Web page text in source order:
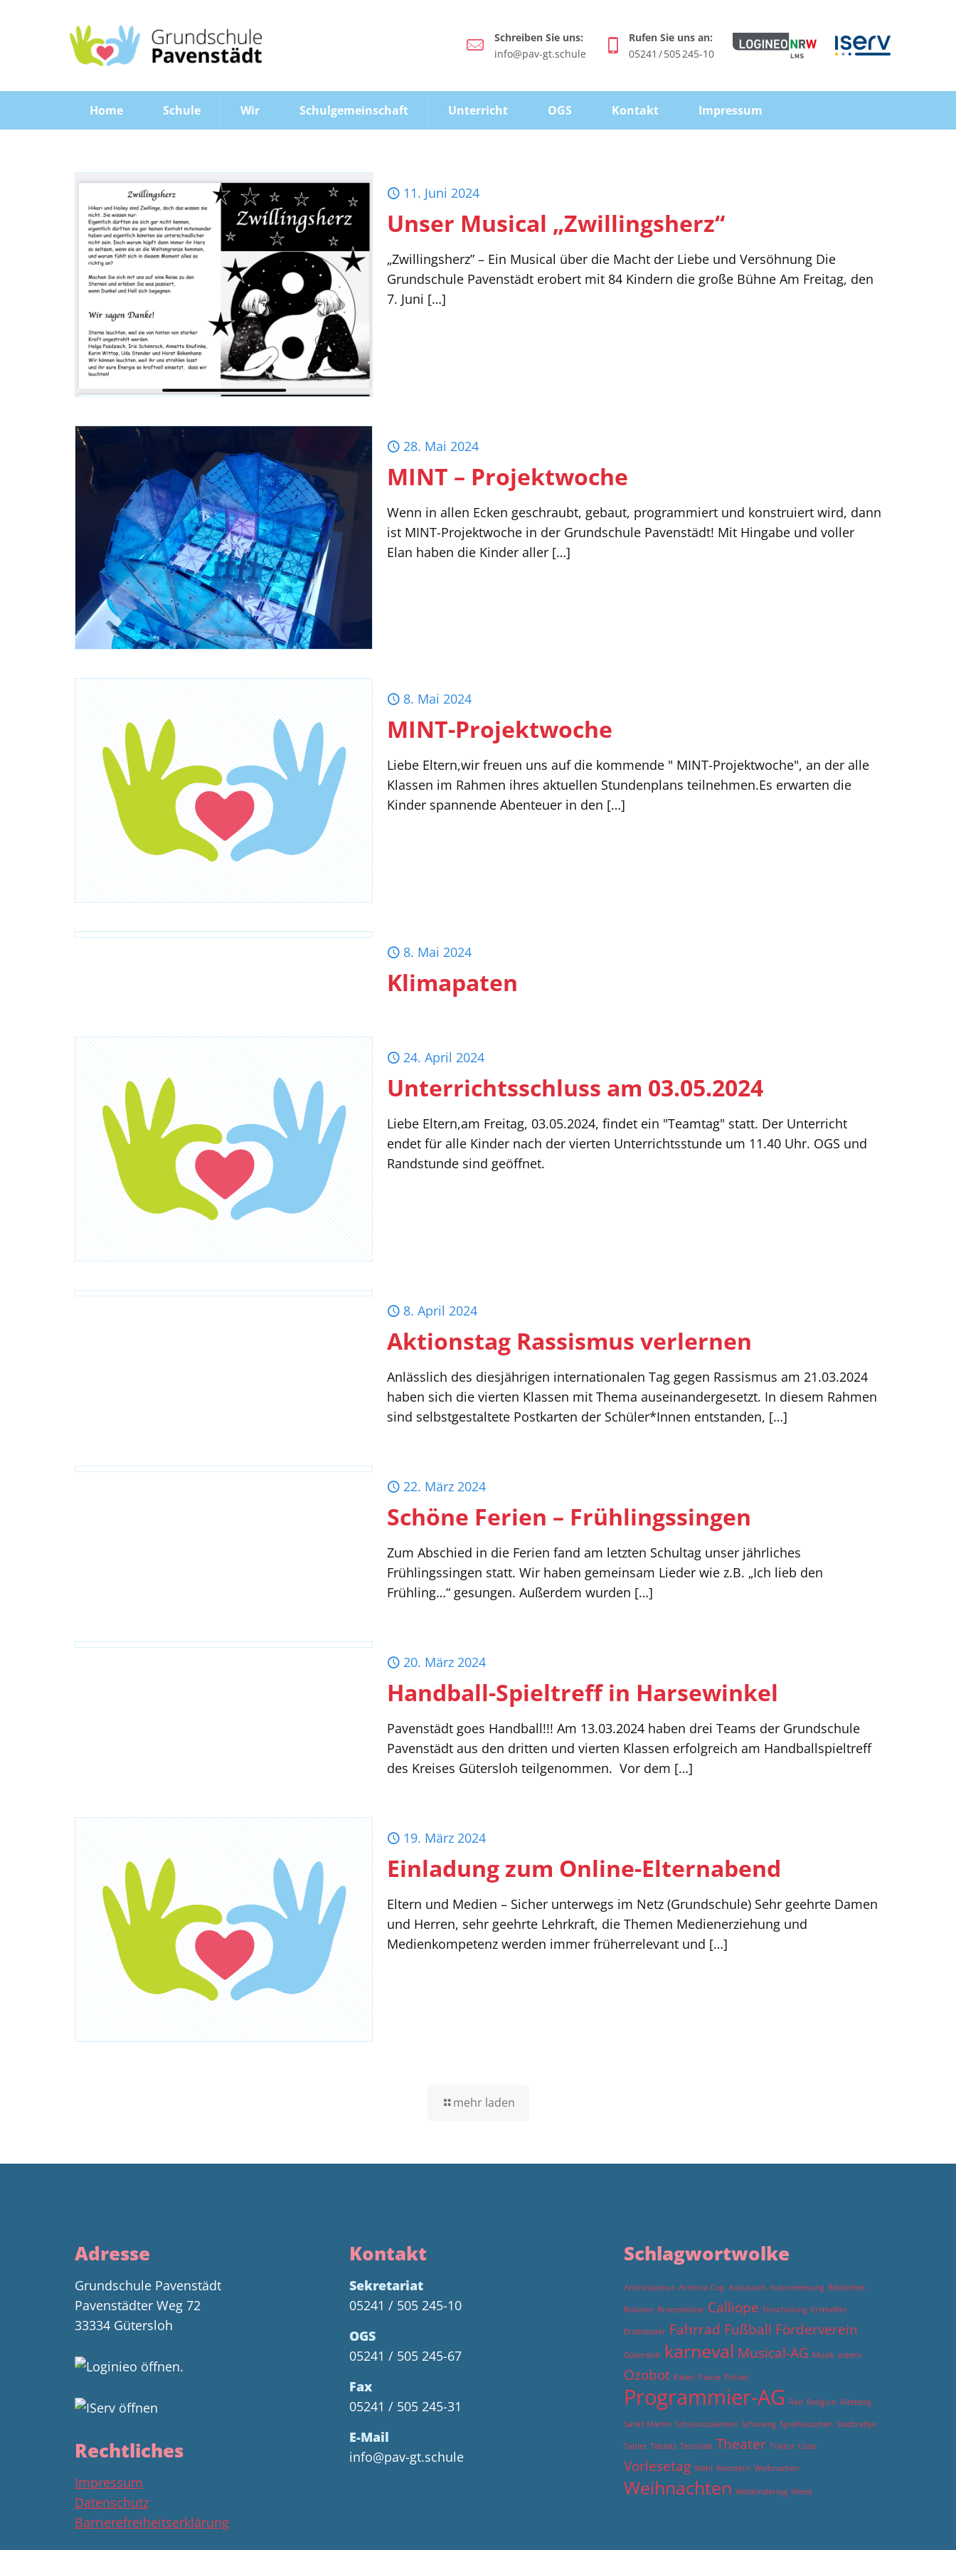
Schreiben Sie uns:
info@pav-gt.schule
Rufen Sie uns an:
05241 / 505 245-10
Home Schule Wir Schulgemeinschaft Unterricht OGS Kontakt Impressum
11. Juni 2024
Unser Musical „Zwillingsherz“
„Zwillingsherz” – Ein Musical über die Macht der Liebe und Versöhnung Die
Grundschule Pavenstädt erobert mit 84 Kindern die große Bühne Am Freitag, den
7. Juni […]
28. Mai 2024
MINT – Projektwoche
Wenn in allen Ecken geschraubt, gebaut, programmiert und konstruiert wird, dann
ist MINT-Projektwoche in der Grundschule Pavenstädt! Mit Hingabe und voller
Elan haben die Kinder aller […]
8. Mai 2024
MINT-Projektwoche
Liebe Eltern,wir freuen uns auf die kommende " MINT-Projektwoche", an der alle
Klassen im Rahmen ihres aktuellen Stundenplans teilnehmen.Es erwarten die
Kinder spannende Abenteuer in den […]
8. Mai 2024
Klimapaten
24. April 2024
Unterrichtsschluss am 03.05.2024
Liebe Eltern,am Freitag, 03.05.2024, findet ein "Teamtag" statt. Der Unterricht
endet für alle Kinder nach der vierten Unterrichtsstunde um 11.40 Uhr. OGS und
Randstunde sind geöffnet.
8. April 2024
Aktionstag Rassismus verlernen
Anlässlich des diesjährigen internationalen Tag gegen Rassismus am 21.03.2024
haben sich die vierten Klassen mit Thema auseinandergesetzt. In diesem Rahmen
sind selbstgestaltete Postkarten der Schüler*Innen entstanden, […]
22. März 2024
Schöne Ferien – Frühlingssingen
Zum Abschied in die Ferien fand am letzten Schultag unser jährliches
Frühlingssingen statt. Wir haben gemeinsam Lieder wie z.B. „Ich lieb den
Frühling…“ gesungen. Außerdem wurden […]
20. März 2024
Handball-Spieltreff in Harsewinkel
Pavenstädt goes Handball!!! Am 13.03.2024 haben drei Teams der Grundschule
Pavenstädt aus den dritten und vierten Klassen erfolgreich am Handballspieltreff
des Kreises Gütersloh teilgenommen. Vor dem […]
19. März 2024
Einladung zum Online-Elternabend
Eltern und Medien – Sicher unterwegs im Netz (Grundschule) Sehr geehrte Damen
und Herren, sehr geehrte Lehrkraft, die Themen Medienerziehung und
Medienkompetenz werden immer früherrelevant und […]
mehr laden
Adresse
Grundschule Pavenstädt
Pavenstädter Weg 72
33334 Gütersloh
Rechtliches
Impressum
Datenschutz
Barrierefreiheitserklärung
Kontakt
Sekretariat
05241 / 505 245-10
OGS
05241 / 505 245-67
Fax
05241 / 505 245-31
E-Mail
info@pav-gt.schule
Schlagwortwolke
Antirassismus Arminia Cup Austausch Autorenlesung Bibliothek
Bolivien Brotzeitdose Calliope Einschulung Ersthelfer
Erstklässler Fahrrad Fußball Förderverein
Gütersloh karneval Musical-AG Musik ostern
Ozobot Paten Pause Polizei
Programmier-AG Rad Religion Rietberg
Sankt Martin Schulsozialarbeit Schulweg Spielhäuschen Stadtrallye
Tablet Tablets Teutolab Theater Triktot Uslar
Vorlesetag Wahl Wandern Weihnachen
Weihnachten Weltkindertag Wiese